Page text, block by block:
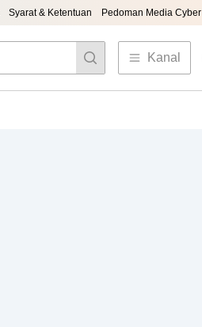
Syarat & Ketentuan Pedoman Media Cyber
Kanal